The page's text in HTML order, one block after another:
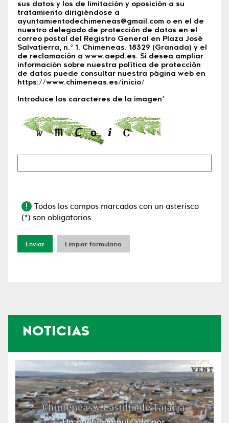
NOTICIAS
sus datos y los de limitación y oposición a su
tratamiento dirigiéndose a
ayuntamientodechimeneas@gmail.com o en el de
nuestro delegado de protección de datos en el
correo postal del Registro General en Plaza José
Salvatierra, n.º 1. Chimeneas. 18329 (Granada) y el
de reclamación a www.aepd.es. Si desea ampliar
información sobre nuestra política de protección
de datos puede consultar nuestra página web en
https://www.chimeneas.es/inicio/
Introduce los caracteres de la imagen*
Todos los campos marcados con un asterisco
(*) son obligatorios.
Enviar Limpiar formulario